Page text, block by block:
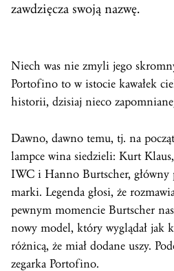
zawdzięcza swoją nazwę.
Niech was nie zmyli jego
Portofino to w istocie kawałek
historii, dzisiaj nieco
Dawno, dawno temu, tj. na
lampce wina siedzieli: Kurt
IWC i Hanno Burtscher, główny
marki. Legenda głosi, że
pewnym momencie Burtscher
nowy model, który wyglądał jak
różnicą, że miał dodane uszy.
zegarka Portofino.